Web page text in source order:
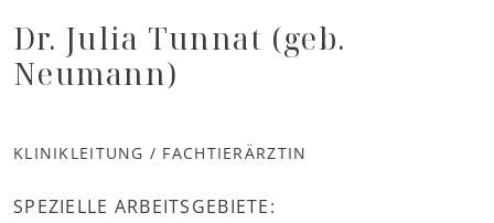
Dr. Julia Tunnat (geb.
Neumann)
KLINIKLEITUNG / FACHTIERÄRZTIN
SPEZIELLE ARBEITSGEBIETE: